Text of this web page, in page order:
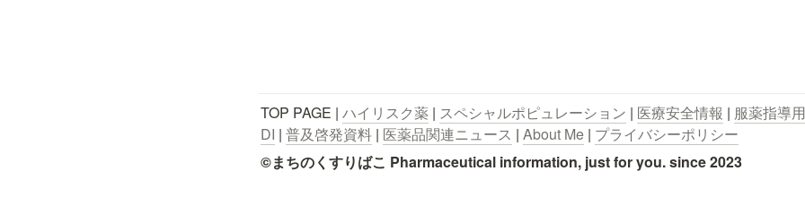
TOP PAGE | ハイリスク薬 | スペシャルポピュレーション | 医療安全情報 | 服薬指導
DI | 普及啓発資料 | 医薬品関連ニュース | About Me | プライバシーポリシー
©まちのくすりばこ Pharmaceutical information, just for you. since 2023